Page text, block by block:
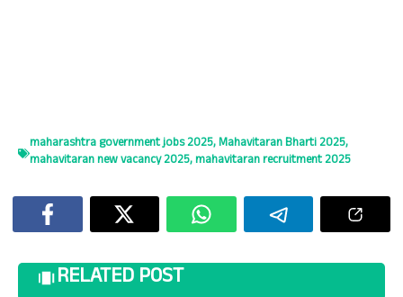
maharashtra government jobs 2025,Mahavitaran Bharti 2025,
mahavitaran new vacancy 2025,mahavitaran recruitment 2025
RELATED POST